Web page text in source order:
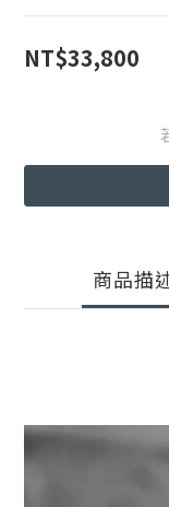
NT$33,800
商品描